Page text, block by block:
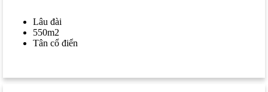
Lâu đài
550m2
Tân cổ điển